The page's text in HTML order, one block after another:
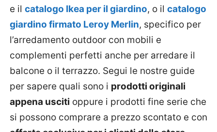
e il catalogo Ikea per il giardino, o il catalogo
giardino firmato Leroy Merlin, specifico per
l’arredamento outdoor con mobili e
complementi perfetti anche per arredare il
balcone o il terrazzo. Segui le nostre guide
per sapere quali sono i prodotti originali
appena usciti oppure i prodotti fine serie che
si possono comprare a prezzo scontato e con